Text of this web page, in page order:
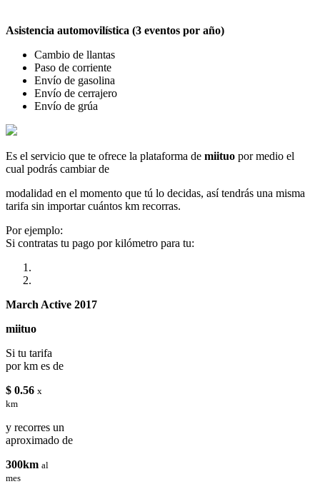
Asistencia automovilística (3 eventos por año)
Cambio de llantas
Paso de corriente
Envío de gasolina
Envío de cerrajero
Envío de grúa
Es el servicio que te ofrece la plataforma de miituo por medio el
cual podrás cambiar de
modalidad en el momento que tú lo decidas, así tendrás una misma
tarifa sin importar cuántos km recorras.
Por ejemplo:
Si contratas tu pago por kilómetro para tu:
March Active 2017
miituo
Si tu tarifa
por km es de
$ 0.56 x
km
y recorres un
aproximado de
300km al
mes